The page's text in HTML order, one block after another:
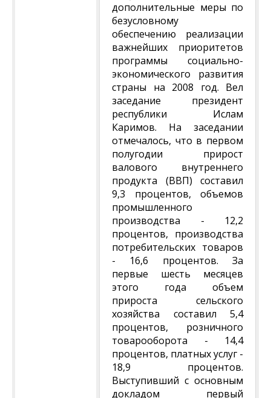
дополнительные меры по
безусловному
обеспечению реализации
важнейших приоритетов
программы социально-
экономического развития
страны на 2008 год. Вел
заседание президент
республики Ислам
Каримов. На заседании
отмечалось, что в первом
полугодии прирост
валового внутреннего
продукта (ВВП) составил
9,3 процентов, объемов
промышленного
производства - 12,2
процентов, производства
потребительских товаров
- 16,6 процентов. За
первые шесть месяцев
этого года объем
прироста сельского
хозяйства составил 5,4
процентов, розничного
товарооборота - 14,4
процентов, платных услуг -
18,9 процентов.
Выступивший с основным
докладом первый